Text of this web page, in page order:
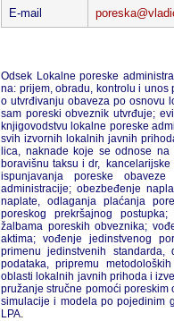
E-mail
Odsek Lokalne poreske
na: prijem, obradu, kontrolu i
o utvrđivanju obaveza po osnovu
sam poreski obveznik utvrđuje;
knjigovodstvu lokalne poreske
svih izvornih lokalnih javnih
lica, naknade koje se odnose na
boravišnu taksu i dr,
ispunjavanja poreske
administracije; obezbeđenje
naplate, odlaganja plaćanja
poreskog prekršajnog
žalbama poreskih obveznika;
aktima; vođenje jedinstvenog
primenu jedinstvenih
podataka, pripremu
oblasti lokalnih javnih prihoda i
pružanje stručne pomoći
simulacije i modela po pojedinim
LPA.